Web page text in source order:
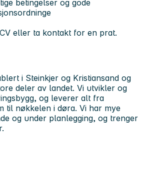
betingelser og gode
eller ta kontakt for en prat.
i Steinkjer og Kristiansand og
deler av landet. Vi utvikler og
og leverer alt fra
til nøkkelen i døra. Vi har mye
og under planlegging, og trenger